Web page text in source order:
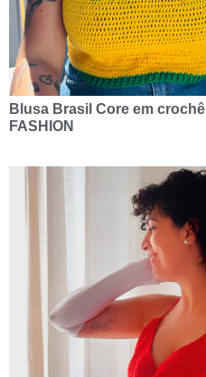
Blusa Brasil Core em
FASHION